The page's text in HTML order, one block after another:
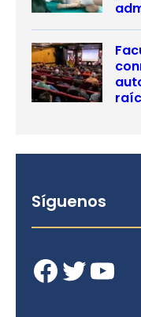
Síguenos
Facebook Twitter YouTube